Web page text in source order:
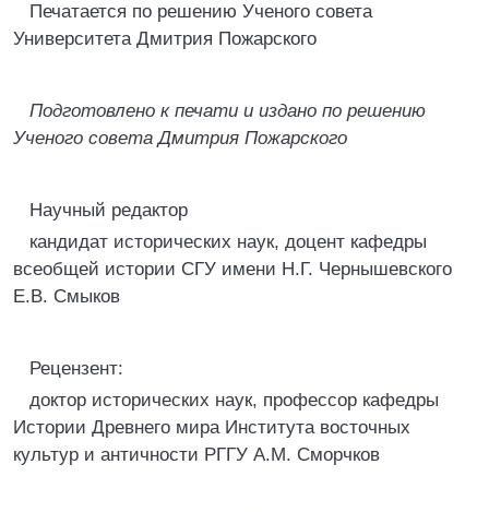
Печатается по решению Ученого совета
Университета Дмитрия Пожарского
Подготовлено к печати и издано по решению
Ученого совета Дмитрия Пожарского
Научный редактор
кандидат исторических наук, доцент кафедры
всеобщей истории СГУ имени Н.Г. Чернышевского
Е.В. Смыков
Рецензент:
доктор исторических наук, профессор кафедры
Истории Древнего мира Института восточных
культур и античности РГГУ А.М. Сморчков